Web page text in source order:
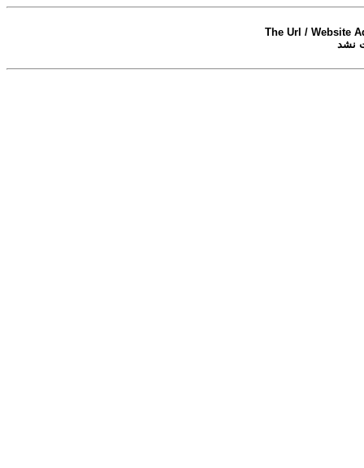
The Url / Website
نشد